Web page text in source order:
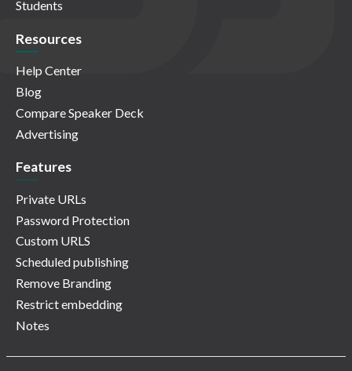
Students
Resources
Help Center
Blog
Compare Speaker Deck
Advertising
Features
Private URLs
Password Protection
Custom URLS
Scheduled publishing
Remove Branding
Restrict embedding
Notes